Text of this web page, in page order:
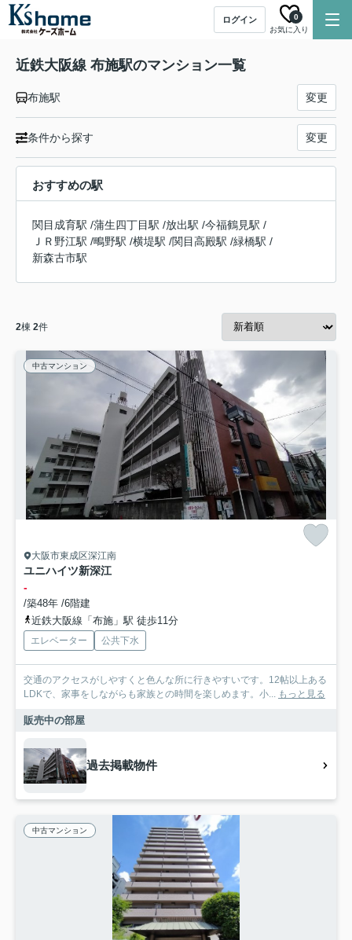
ログイン
お気に入り
0
近鉄大阪線 布施駅のマンション一覧
布施駅 変更
条件から探す 変更
おすすめの駅
関目成育駅 /蒲生四丁目駅 /放出駅 /今福鶴見駅 /
ＪＲ野江駅 /鴫野駅 /横堤駅 /関目高殿駅 /緑橋駅 /
新森古市駅
2棟 2件
中古マンション
大阪市東成区深江南
ユニハイツ新深江
-
/築48年 /6階建
近鉄大阪線「布施」駅 徒歩11分
エレベーター 公共下水
交通のアクセスがしやすくと色んな所に行きやすいです。12帖以上ある
LDKで、家事をしながらも家族との時間を楽しめます。小... もっと見る
販売中の部屋
過去掲載物件
中古マンション